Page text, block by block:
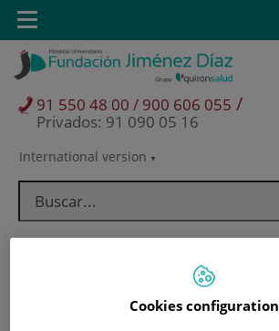
Saltar al contenido
Saltar
contenido
Selector
idioma
International version
91 550 48 00 / 900 606 055 /
Privados: 91 090 05 16
Toggle
navigation
Cookies configuration